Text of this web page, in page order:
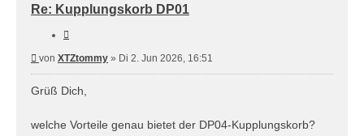
Re: Kupplungskorb DP01
Beitrag
von XTZtommy » Di 2. Jun 2026, 16:51
Grüß Dich,
welche Vorteile genau bietet der DP04-Kupplungskorb?